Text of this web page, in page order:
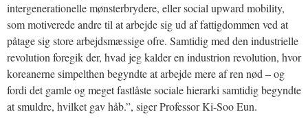
intergenerationelle mønsterbrydere, eller social upward mobility,
som motiverede andre til at arbejde sig ud af fattigdommen ved at
påtage sig store arbejdsmæssige ofre. Samtidig med den industrielle
revolution foregik der, hvad jeg kalder en industrion revolution, hvor
koreanerne simpelthen begyndte at arbejde mere af ren nød – og
fordi det gamle og meget fastlåste sociale hierarki samtidig begyndte
at smuldre, hvilket gav håb.”, siger Professor Ki-Soo Eun.